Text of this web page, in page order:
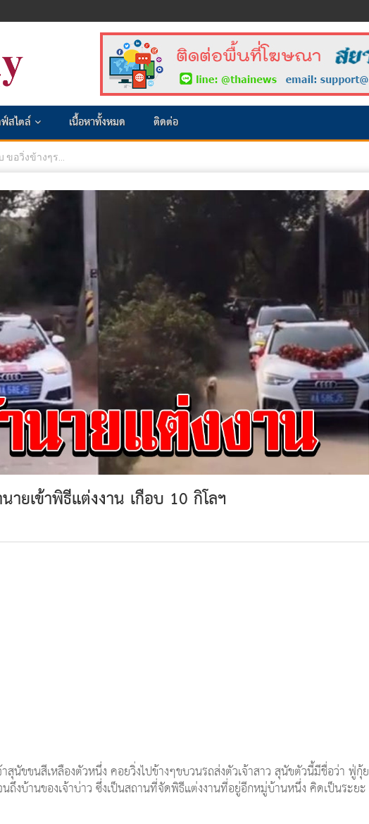
สไตล์ เนื้อหาทั้งหมด ติดต่อ
ขอวิ่งข้างๆร...
ายเข้าพิธีแต่งงาน เกือบ 10 กิโลฯ
นัขขนสีเหลืองตัวหนึ่ง คอยวิ่งไปข้างๆขบวนรถส่งตัวเจ้าสาว สุนัขตัวนี้มีชื่อว่า ฟู่กุ้ย
ถึงบ้านของเจ้าบ่าว ซึ่งเป็นสถานที่จัดพิธีแต่งงานที่อยู่อีกหมู่บ้านหนึ่ง คิดเป็นระยะ